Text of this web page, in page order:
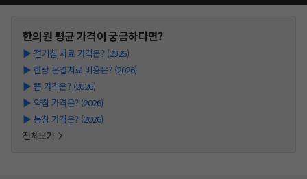
한의원평균 가격이 궁금하다면?
▶ 전기침 치료 가격은? (2026)
▶ 한방 온열치료 비용은? (2026)
▶ 뜸 가격은? (2026)
▶ 약침 가격은? (2026)
▶ 봉침 가격은? (2026)
전체보기